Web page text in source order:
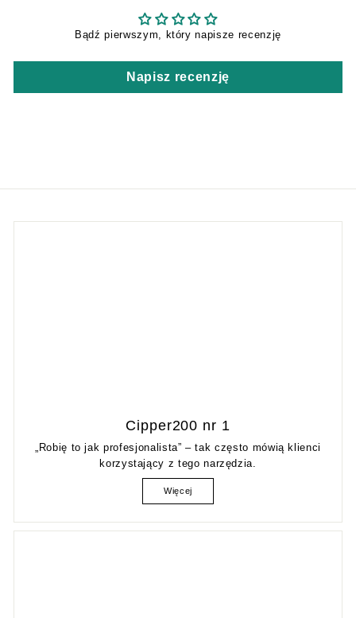
Bądź pierwszym, który napisze recenzję
Napisz recenzję
Cipper200 nr 1
„Robię to jak profesjonalista” – tak często mówią klienci
korzystający z tego narzędzia.
Więcej